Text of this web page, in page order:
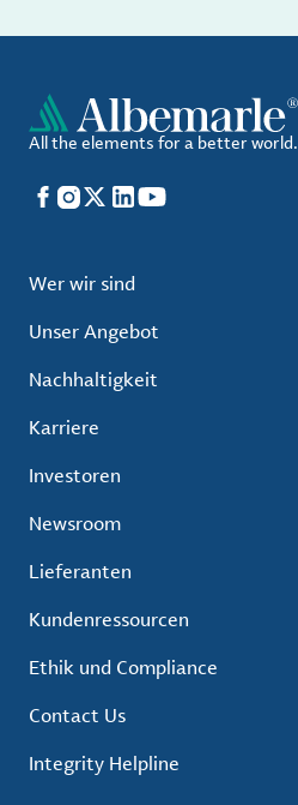
All the elements for a better world.
Facebook
Instagram
X LinkedIn
YouTube
Wer wir sind
Unser Angebot
Nachhaltigkeit
Karriere
Investoren
Newsroom
Lieferanten
Kundenressourcen
Ethik und Compliance
Contact Us
Integrity Helpline